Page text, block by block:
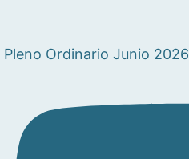
Pleno Ordinario Junio 2026